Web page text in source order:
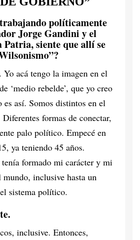
políticamente
Jorge Gandini y el
Patria, siente que allí se
Yo acá tengo la imagen en el
‘medio rebelde’, que yo creo
es así. Somos distintos en el
formas de conectar,
palo político. Empecé en
ya teniendo 45 años.
formado mi carácter y mi
inclusive hasta un
sistema político.
inclusive. Entonces,